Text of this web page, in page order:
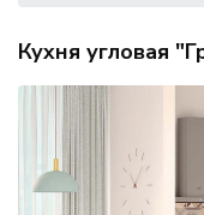
Кухня угловая